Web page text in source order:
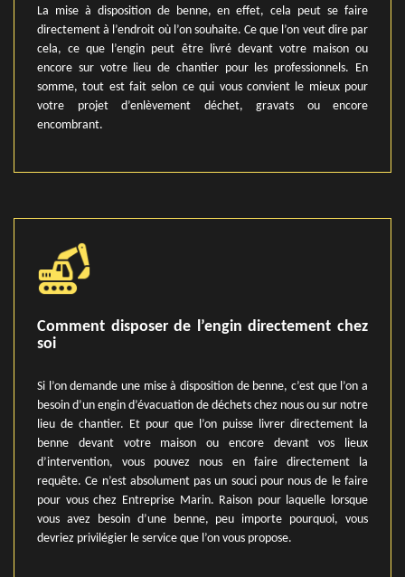
La mise à disposition de benne, en effet, cela peut se faire
directement à l’endroit où l’on souhaite. Ce que l’on veut dire par
cela, ce que l’engin peut être livré devant votre maison ou
encore sur votre lieu de chantier pour les professionnels. En
somme, tout est fait selon ce qui vous convient le mieux pour
votre projet d’enlèvement déchet, gravats ou encore
encombrant.
Comment disposer de l’engin directement chez
soi
Si l’on demande une mise à disposition de benne, c’est que l’on a
besoin d’un engin d’évacuation de déchets chez nous ou sur notre
lieu de chantier. Et pour que l’on puisse livrer directement la
benne devant votre maison ou encore devant vos lieux
d’intervention, vous pouvez nous en faire directement la
requête. Ce n’est absolument pas un souci pour nous de le faire
pour vous chez Entreprise Marin. Raison pour laquelle lorsque
vous avez besoin d’une benne, peu importe pourquoi, vous
devriez privilégier le service que l’on vous propose.